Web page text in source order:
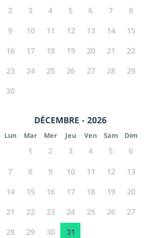
2 3 4 5 6 7
8
9
10 11 12 13 14
15
16
17 18 19 20 21
22
23
24 25 26 27 28
29
30
DÉCEMBRE - 2026
Lun Mar Mer Jeu Ven Sam Dim
1 2 3 4 5
6
7
8 9 10 11 12
13
14
15 16 17 18 19
20
21
22 23 24 25 26
27
28
29 30 31